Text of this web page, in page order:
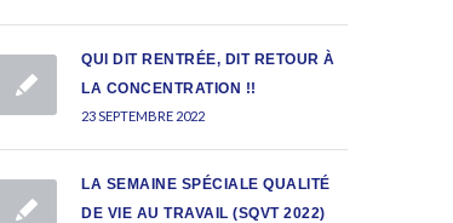
QUI DIT RENTRÉE, DIT RETOUR À
LA CONCENTRATION !!
23 SEPTEMBRE 2022
LA SEMAINE SPÉCIALE QUALITÉ
DE VIE AU TRAVAIL (SQVT 2022)